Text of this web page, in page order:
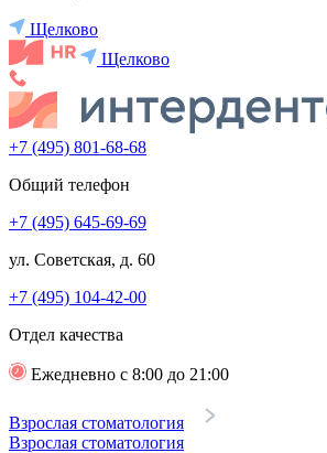
Щелково
Щелково
+7 (495) 801-68-68
Общий телефон
+7 (495) 645-69-69
ул. Советская, д. 60
+7 (495) 104-42-00
Отдел качества
Ежедневно с 8:00 до 21:00
Взрослая стоматология
Взрослая стоматология